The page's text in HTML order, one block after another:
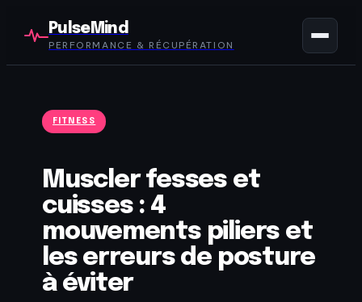
PulseMind
PERFORMANCE & RÉCUPÉRATION
FITNESS
Muscler fesses et
cuisses : 4
mouvements piliers et
les erreurs de posture
à éviter